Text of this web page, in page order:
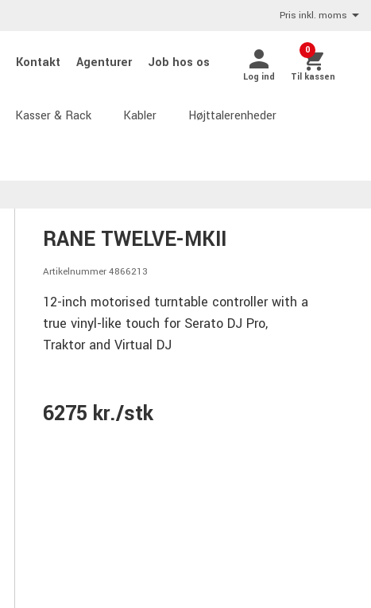
Pris inkl. moms
Kontakt Agenturer Job hos os
Log ind
0
Til kassen
Kasser & Rack Kabler Højttalerenheder
RANE TWELVE-MKII
Artikelnummer 4866213
12-inch motorised turntable controller with a
true vinyl-like touch for Serato DJ Pro,
Traktor and Virtual DJ
6275 kr./stk